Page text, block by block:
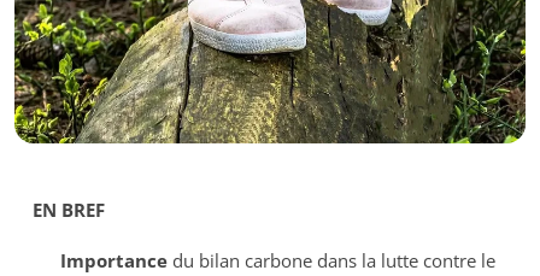
EN BREF
Importancedu bilan carbone dans la lutte contre le